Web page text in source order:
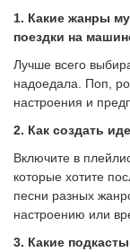
1. Какие жанры
поездки на
Лучше всего
надоедала. Поп,
настроения и
2. Как создать
Включите в
которые хотите
песни разных
настроению или
3. Какие